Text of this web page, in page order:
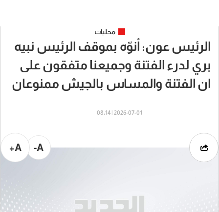
محليات
الرئيس عون: أنوّه بموقف الرئيس نبيه
بري لدرء الفتنة وجميعنا متفقون على
ان الفتنة والمساس بالجيش ممنوعان
2026-07-01 | 08:14
A-
A+